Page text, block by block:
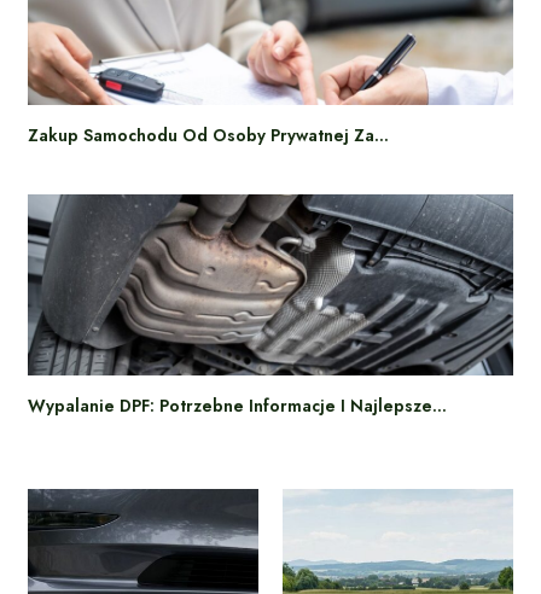
Zakup Samochodu Od Osoby Prywatnej Za…
Wypalanie DPF: Potrzebne Informacje I Najlepsze…